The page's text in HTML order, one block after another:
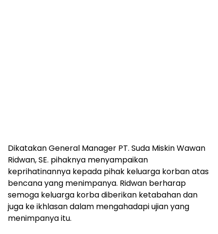
Dikatakan General Manager PT. Suda Miskin Wawan
Ridwan, SE. pihaknya menyampaikan
keprihatinannya kepada pihak keluarga korban atas
bencana yang menimpanya. Ridwan berharap
semoga keluarga korba diberikan ketabahan dan
juga ke ikhlasan dalam mengahadapi ujian yang
menimpanya itu.